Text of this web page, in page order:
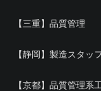
【三重】品質管理
【静岡】製造スタッ
【京都】品質管理系